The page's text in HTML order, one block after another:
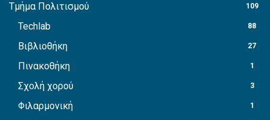
Τμήμα Πολιτισμού 109
Techlab 88
Βιβλιοθήκη 27
Πινακοθήκη 1
Σχολή χορού 3
Φιλαρμονική 1